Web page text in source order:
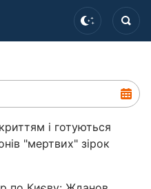
і готуються
"мертвих" зірок